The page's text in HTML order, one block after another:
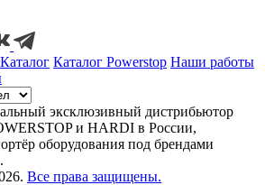
Каталог Каталог Powerstop Наши работы
эксклюзивный дистрибьютор
и HARDI в России,
оборудования под брендами
Все права защищены.